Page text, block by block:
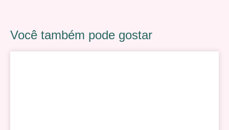
Você também pode gostar